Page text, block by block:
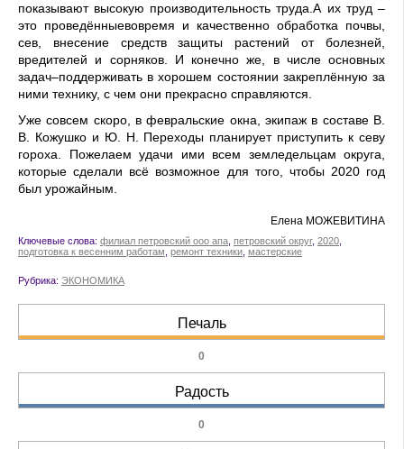
показывают высокую производительность труда.А их труд –
это проведённыевовремя и качественно обработка почвы,
сев, внесение средств защиты растений от болезней,
вредителей и сорняков. И конечно же, в числе основных
задач–поддерживать в хорошем состоянии закреплённую за
ними технику, с чем они прекрасно справляются.
Уже совсем скоро, в февральские окна, экипаж в составе В.
В. Кожушко и Ю. Н. Переходы планирует приступить к севу
гороха. Пожелаем удачи ими всем земледельцам округа,
которые сделали всё возможное для того, чтобы 2020 год
был урожайным.
Елена МОЖЕВИТИНА
Ключевые слова: филиал петровский ооо апа петровский округ, 2020
подготовка к весенним работам ремонт техники мастерские
Рубрика: ЭКОНОМИКА
Печаль
0
Радость
0